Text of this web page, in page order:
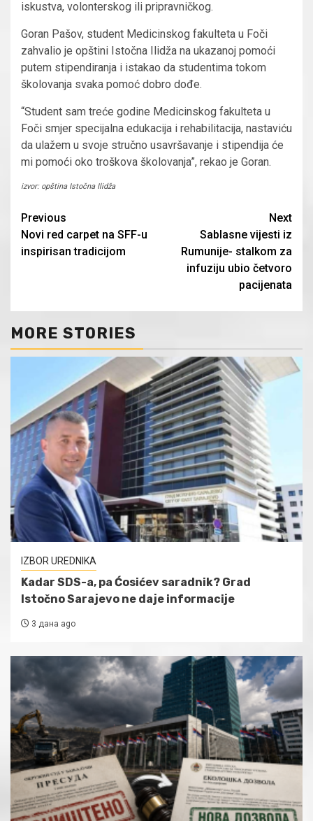
iskustva, volonterskog ili pripravničkog.
Goran Pašov, student Medicinskog fakulteta u Foči
zahvalio je opštini Istočna Ilidža na ukazanoj pomoći
putem stipendiranja i istakao da studentima tokom
školovanja svaka pomoć dobro dođe.
“Student sam treće godine Medicinskog fakulteta u
Foči smjer specijalna edukacija i rehabilitacija, nastaviću
da ulažem u svoje stručno usavršavanje i stipendija će
mi pomoći oko troškova školovanja”, rekao je Goran.
izvor: opština Istočna Ilidža
Continue
Reading
Previous
Novi red carpet na SFF-u
inspirisan tradicijom
Next
Sablasne vijesti iz
Rumunije- stalkom za
infuziju ubio četvoro
pacijenata
MORE STORIES
IZBOR UREDNIKA
Kadar SDS-a, pa Ćosićev saradnik? Grad
Istočno Sarajevo ne daje informacije
3 дана ago